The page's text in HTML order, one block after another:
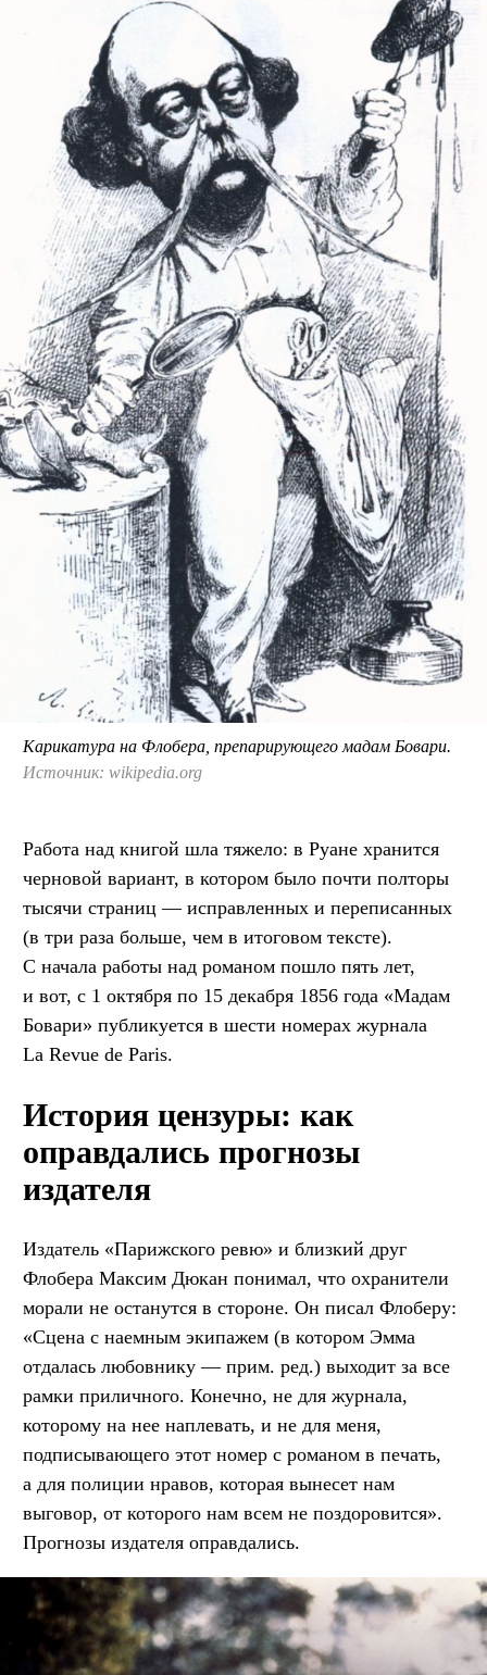
Карикатура на Флобера, препарирующего мадам Бовари.
Источник: wikipedia.org
Работа над книгой шла тяжело: в Руане хранится
черновой вариант, в котором было почти полторы
тысячи страниц — исправленных и переписанных
(в три раза больше, чем в итоговом тексте).
С начала работы над романом пошло пять лет,
и вот, с 1 октября по 15 декабря 1856 года «Мадам
Бовари» публикуется в шести номерах журнала
La Revue de Paris.
История цензуры: как
оправдались прогнозы
издателя
Издатель «Парижского ревю» и близкий друг
Флобера Максим Дюкан понимал, что охранители
морали не останутся в стороне. Он писал Флоберу:
«Сцена с наемным экипажем (в котором Эмма
отдалась любовнику — прим. ред.) выходит за все
рамки приличного. Конечно, не для журнала,
которому на нее наплевать, и не для меня,
подписывающего этот номер с романом в печать,
а для полиции нравов, которая вынесет нам
выговор, от которого нам всем не поздоровится».
Прогнозы издателя оправдались.